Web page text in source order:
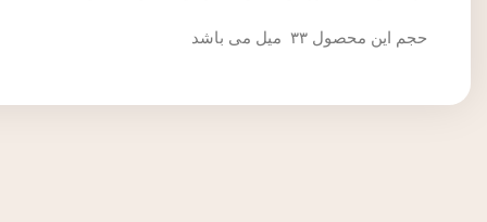
حجم این محصول ۳۳ میل می باشد